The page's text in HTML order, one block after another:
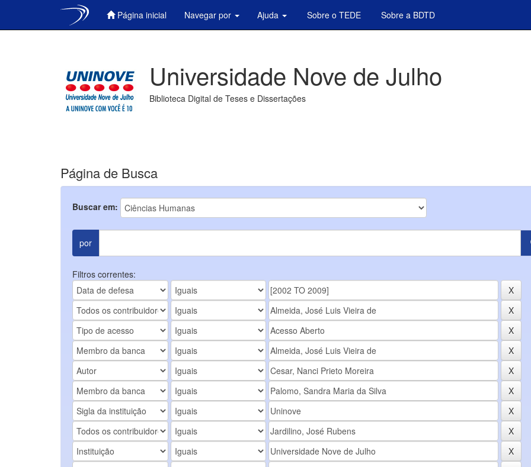
Página inicial Navegar por Ajuda Sobre o TEDE Sobre a BDTD
Universidade Nove de Julho
Biblioteca Digital de Teses e Dissertações
Página de Busca
Buscar em:
por
Filtros correntes: